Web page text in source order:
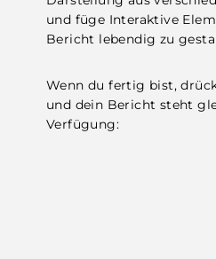
und füge Interaktive
Bericht lebendig zu
Wenn du fertig bist,
und dein Bericht steht
Verfügung: